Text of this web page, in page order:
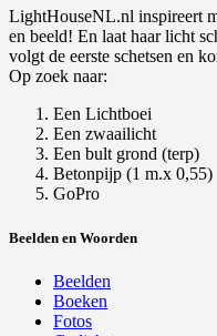
LightHouseNL.nl inspireert
en beeld! En laat haar licht
volgt de eerste schetsen en
Op zoek naar:
Een Lichtboei
Een zwaailicht
Een bult grond (terp)
Betonpijp (1 m.x 0,55)
GoPro
Beelden en Woorden
Beelden
Boeken
Fotos